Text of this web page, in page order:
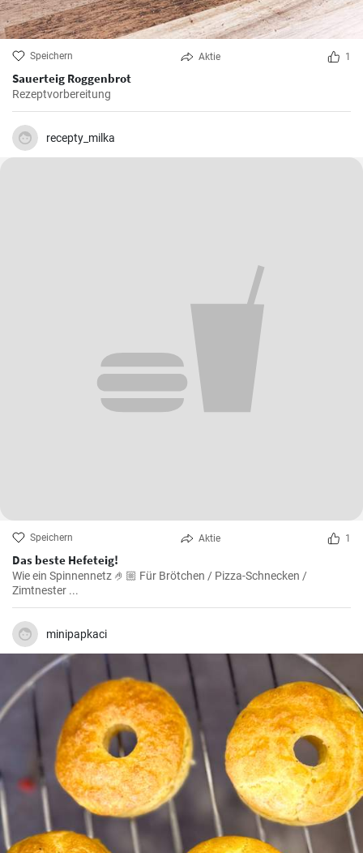
Speichern Aktie 1
Sauerteig Roggenbrot
Rezeptvorbereitung
recepty_milka
Speichern Aktie 1
Das beste Hefeteig!
Wie ein Spinnennetz 🤌🏼 Für Brötchen / Pizza-Schnecken /
Zimtnester ...
minipapkaci